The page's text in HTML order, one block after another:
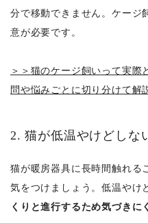
分で移動できません。ケージ
意が必要です。
＞＞猫のケージ飼いって実際
問や悩みごとに切り分けて解
2. 猫が低温やけどしな
猫が暖房器具に長時間触れる
気をつけましょう。低温やけ
くりと進行するため気づきに